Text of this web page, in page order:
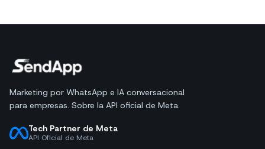
Marketing por WhatsApp e IA conversacional
para empresas. Sobre la API oficial de Meta.
Tech Partner de Meta
API Oficial de Meta